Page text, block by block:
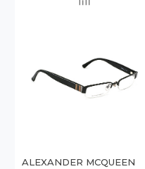
ALEXANDER MCQUEEN